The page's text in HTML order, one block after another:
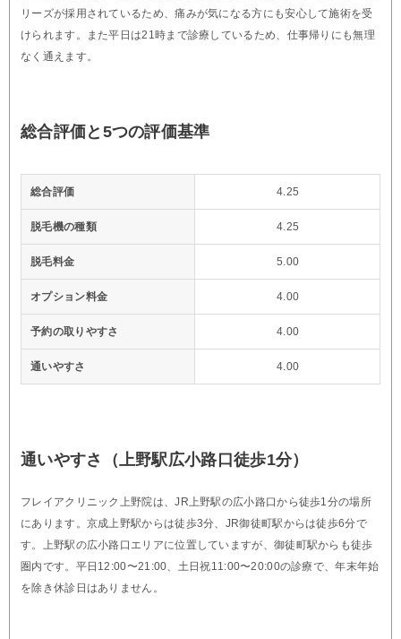
リーズが採用されているため、痛みが気になる方にも安心して施術を受
けられます。また平日は21時まで診療しているため、仕事帰りにも無理
なく通えます。
総合評価と5つの評価基準
総合評価 4.25
脱毛機の種類 4.25
脱毛料金 5.00
オプション料金 4.00
予約の取りやすさ 4.00
通いやすさ 4.00
通いやすさ（上野駅広小路口徒歩1分）
フレイアクリニック上野院は、JR上野駅の広小路口から徒歩1分の場所
にあります。京成上野駅からは徒歩3分、JR御徒町駅からは徒歩6分で
す。上野駅の広小路口エリアに位置していますが、御徒町駅からも徒歩
圏内です。平日12:00〜21:00、土日祝11:00〜20:00の診療で、年末年始
を除き休診日はありません。